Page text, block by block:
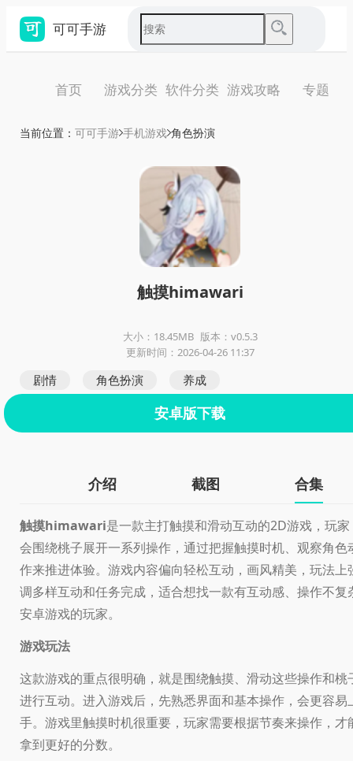
可可手游
首页 游戏分类 软件分类 游戏攻略 专题
当前位置： 可可手游 手机游戏 角色扮演
触摸himawari
大小：18.45MB 版本：v0.5.3
更新时间：2026-04-26 11:37
剧情 角色扮演 养成
安卓版下载
介绍 截图 合集
触摸himawari是一款主打触摸和滑动互动的2D游戏，玩家
会围绕桃子展开一系列操作，通过把握触摸时机、观察角色
作来推进体验。游戏内容偏向轻松互动，画风精美，玩法上
调多样互动和任务完成，适合想找一款有互动感、操作不复
安卓游戏的玩家。
游戏玩法
这款游戏的重点很明确，就是围绕触摸、滑动这些操作和桃
进行互动。进入游戏后，先熟悉界面和基本操作，会更容易
手。游戏里触摸时机很重要，玩家需要根据节奏来操作，才
拿到更好的分数。